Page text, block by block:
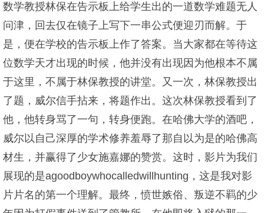
数学教授林保在告示板上给学生出的一道数学难题无人
问津，回去仅在镜子上写下一串公式便迎刃而解。于
是，便在学校的告示板上作了答案。当大家都在等待这
位数学天才出现的时候，他并没有出现因为他根本不属
于这里，不属于林保教授的讲堂。又一次，林保教授出
了题，威尔信手拈来，将题作出。这次林保教授看到了
他，他转身骂了一句，转身便跑。在哈佛大学的酒吧，
威尔以自己深厚的学术修养羞辱了那自以为是的哈佛高
材生，并赢得了少女施嘉娜的赞赏。这时，影片为我们
展现的是agoodboywhocalledwillhunting，这是我对影
片片名的第一个理解。最终，愤世嫉俗、叛逆不羁的少